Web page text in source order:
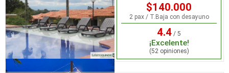
$140.000
2 pax / T.Baja con desayuno
4.4 / 5
¡Excelente!
(52 opiniones)